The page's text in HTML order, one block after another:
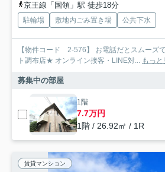
京王線「国領」駅 徒歩18分
駐輪場 敷地内ごみ置き場 公共下水
【物件コード 2-576】 お電話だとスムーズ
ト調布店★ オンライン接客・LINE対... もっと
募集中の部屋
1階
7.7万円
1階 / 26.92㎡ / 1R
賃貸マンション